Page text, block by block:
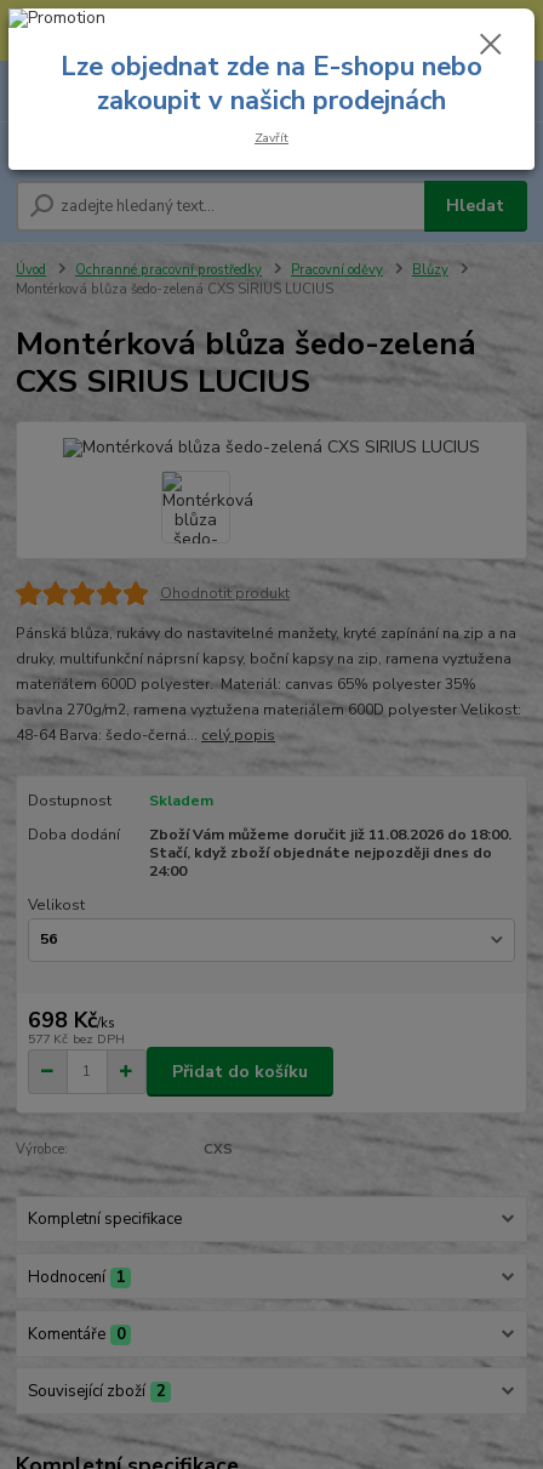
--- Spojovací materiál: 774 431 045 --- Prodejna nářadí: 731 449 423 --
Hledat
8.00 hod. - 16.00 hod.
za
Úvod Ochranné pracovní prostředky Pracovní oděvy
Blůzy
Montérková blůza šedo-zelená CXS SIRIUS LUCIUS
Montérková blůza šedo-zelená
CXS SIRIUS LUCIUS
Ohodnotit produkt
Pánská blůza, rukávy do nastavitelné manžety, kryté zapínání na zip a na
druky, multifunkční náprsní kapsy, boční kapsy na zip, ramena vyztužena
materiálem 600D polyester. Materiál: canvas 65% polyester 35%
bavlna 270g/m2, ramena vyztužena materiálem 600D polyester Velikost:
48-64 Barva: šedo-černá... celý popis
Dostupnost
Skladem
Doba dodání
Zboží Vám můžeme doručit již 11.08.2026 do 18:00.
Stačí, když zboží objednáte nejpozději dnes do
24:00
Velikost
698 Kč/ks
577 Kč bez DPH
Přidat do košíku
Výrobce: CXS
Kompletní specifikace
Hodnocení 1
Komentáře 0
Související zboží 2
Lze objednat zde na E-shopu nebo
zakoupit v našich prodejnách
Zavřít